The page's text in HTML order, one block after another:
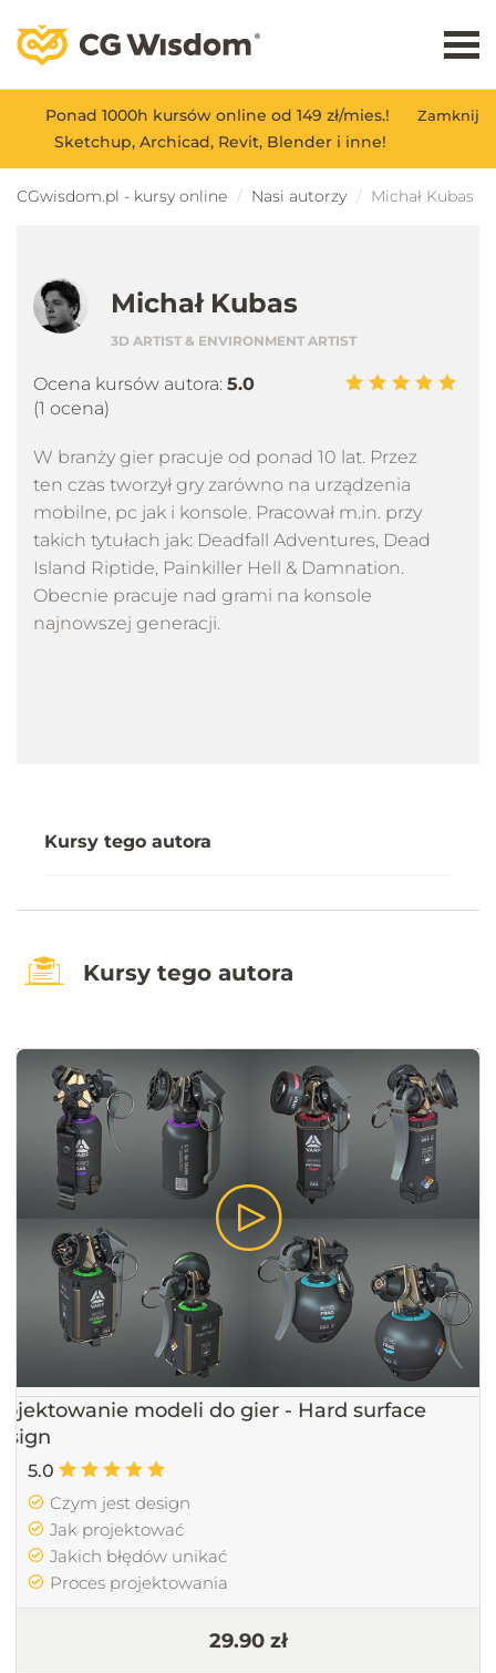
Zamknij
Ponad 1000h kursów online od 149 zł/mies.!
Sketchup, Archicad, Revit, Blender i inne!
CGwisdom.pl - kursy online Nasi autorzy Michał Kubas
Michał Kubas
3D ARTIST & ENVIRONMENT ARTIST
Ocena kursów autora: 5.0
(1 ocena)
W branży gier pracuje od ponad 10 lat. Przez
ten czas tworzył gry zarówno na urządzenia
mobilne, pc jak i konsole. Pracował m.in. przy
takich tytułach jak: Deadfall Adventures, Dead
Island Riptide, Painkiller Hell & Damnation.
Obecnie pracuje nad grami na konsole
najnowszej generacji.
Kursy tego autora
Kursy tego autora
modeli do gier - Hard surface
5.0
Czym jest design
Jak projektować
Jakich błędów unikać
Proces projektowania
29.90 zł